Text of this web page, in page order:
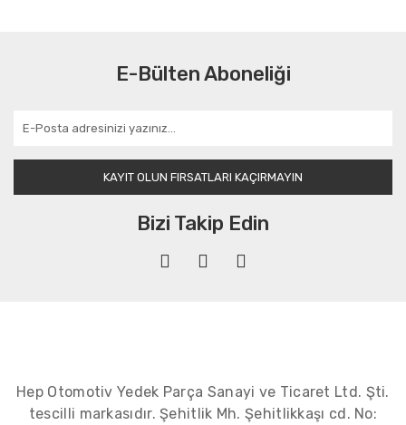
E-Bülten Aboneliği
KAYIT OLUN FIRSATLARI KAÇIRMAYIN
Bizi Takip Edin
Hep Otomotiv Yedek Parça Sanayi ve Ticaret Ltd. Şti.
tescilli markasıdır. Şehitlik Mh. Şehitlikkaşı cd. No: